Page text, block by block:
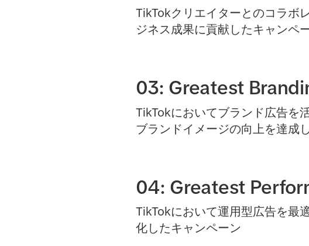
TikTokクリエイターとのコラボ
ジネス成果に貢献したキャンペ
03: Greatest
TikTokにおいてブランド広告を
ブランドイメージの向上を達成
04: Greatest
TikTokにおいて運用型広告を最
化したキャンペーン